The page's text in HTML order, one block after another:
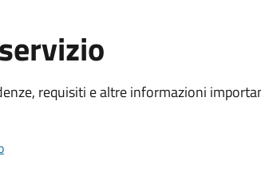
requisiti e altre informazioni